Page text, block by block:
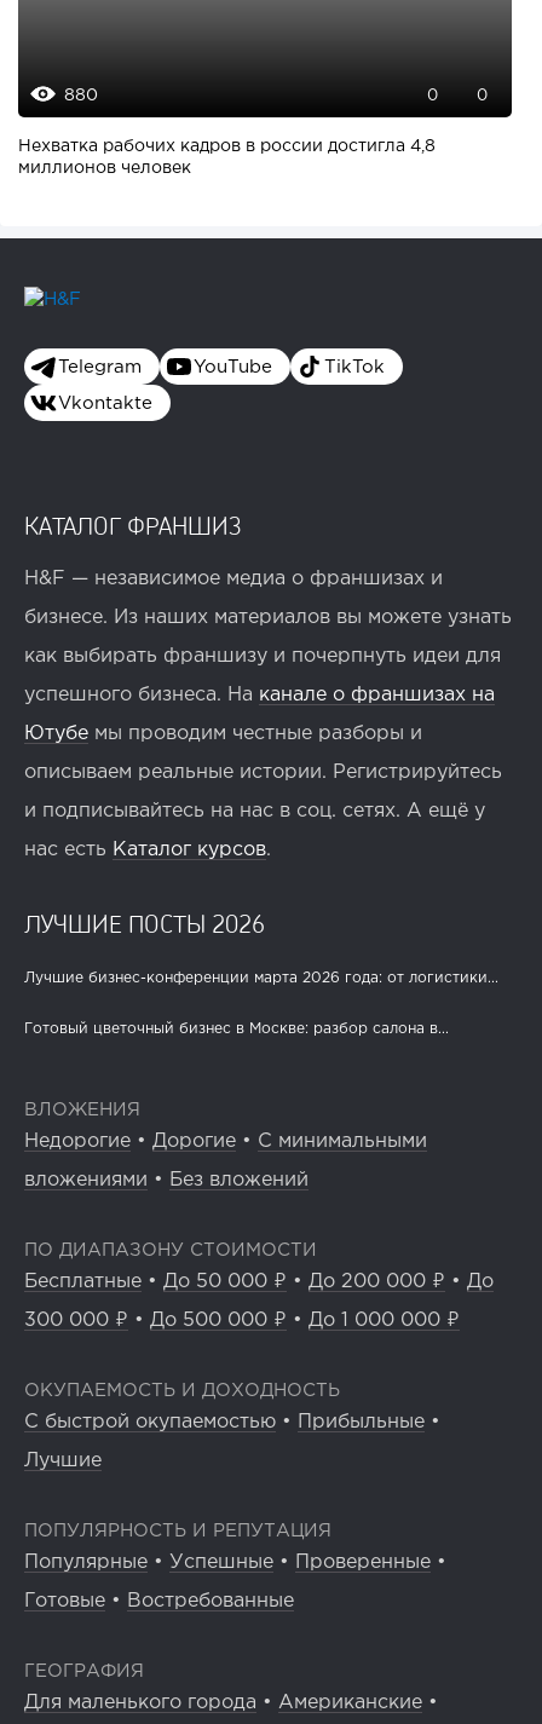
880 0 0
Нехватка рабочих кадров в россии достигла 4,8
миллионов человек
Telegram YouTube TikTok
Vkontakte
КАТАЛОГ ФРАНШИЗ
H&F — независимое медиа о франшизах и
бизнесе. Из наших материалов вы можете узнать
как выбирать франшизу и почерпнуть идеи для
успешного бизнеса. На канале о франшизах на
Ютубе мы проводим честные разборы и
описываем реальные истории. Регистрируйтесь
и подписывайтесь на нас в соц. сетях. А ещё у
нас есть Каталог курсов.
ЛУЧШИЕ ПОСТЫ 2026
Лучшие бизнес-конференции марта 2026 года: от логистики...
Готовый цветочный бизнес в Москве: разбор салона в...
ВЛОЖЕНИЯ
Недорогие • Дорогие • С минимальными
вложениями • Без вложений
ПО ДИАПАЗОНУ СТОИМОСТИ
Бесплатные • До 50 000 ₽ • До 200 000 ₽ • До
300 000 ₽ • До 500 000 ₽ • До 1 000 000 ₽
ОКУПАЕМОСТЬ И ДОХОДНОСТЬ
С быстрой окупаемостью • Прибыльные •
Лучшие
ПОПУЛЯРНОСТЬ И РЕПУТАЦИЯ
Популярные • Успешные • Проверенные •
Готовые • Востребованные
ГЕОГРАФИЯ
Для маленького города • Американские •